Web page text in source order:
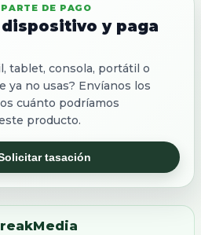
DE PAGO
y paga
tablet, consola, portátil o
ya no usas? Envíanos los
cuánto podríamos
producto.
tasación